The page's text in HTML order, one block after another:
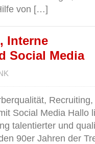
von […]
Interne
Social Media
Social Media Hallo
talentierter und
90er Jahren der